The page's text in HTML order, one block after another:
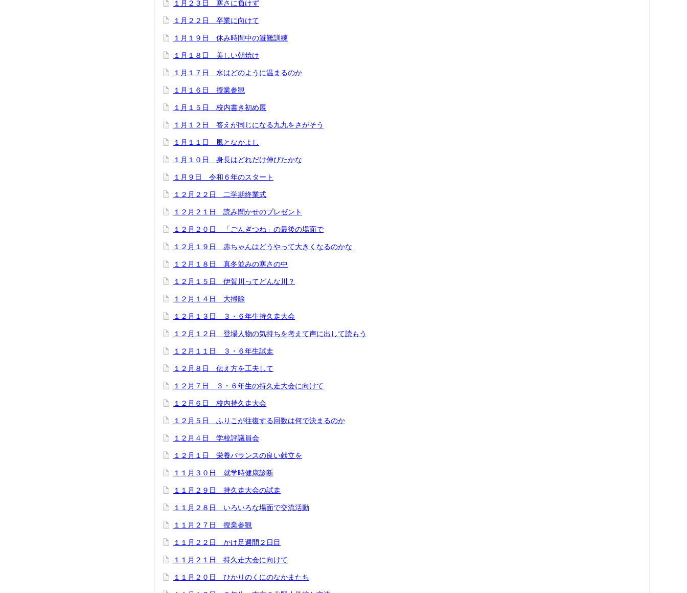
１月２３日 寒さに負けず
１月２２日 卒業に向けて
１月１９日 休み時間中の避難訓練
１月１８日 美しい朝焼け
１月１７日 水はどのように温まるのか
１月１６日 授業参観
１月１５日 校内書き初め展
１月１２日 答えが同じになる九九をさがそう
１月１１日 風となかよし
１月１０日 身長はどれだけ伸びたかな
１月９日 令和６年のスタート
１２月２２日 二学期終業式
１２月２１日 読み聞かせのプレゼント
１２月２０日 「ごんぎつね」の最後の場面で
１２月１９日 赤ちゃんはどうやって大きくなるのかな
１２月１８日 真冬並みの寒さの中
１２月１５日 伊賀川ってどんな川？
１２月１４日 大掃除
１２月１３日 ３・６年生持久走大会
１２月１２日 登場人物の気持ちを考えて声に出して読もう
１２月１１日 ３・６年生試走
１２月８日 伝え方を工夫して
１２月７日 ３・６年生の持久走大会に向けて
１２月６日 校内持久走大会
１２月５日 ふりこが往復する回数は何で決まるのか
１２月４日 学校評議員会
１２月１日 栄養バランスの良い献立を
１１月３０日 就学時健康診断
１１月２９日 持久走大会の試走
１１月２８日 いろいろな場面で交流活動
１１月２７日 授業参観
１１月２２日 かけ足週間２日目
１１月２１日 持久走大会に向けて
１１月２０日 ひかりのくにのなかまたち